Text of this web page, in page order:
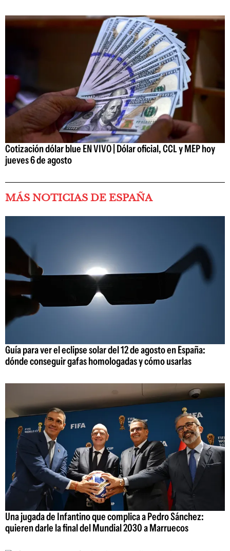
Cotización dólar blue EN VIVO | Dólar oficial, CCL y MEP hoy
jueves 6 de agosto
MÁS NOTICIAS DE ESPAÑA
Guía para ver el eclipse solar del 12 de agosto en España:
dónde conseguir gafas homologadas y cómo usarlas
Una jugada de Infantino que complica a Pedro Sánchez:
quieren darle la final del Mundial 2030 a Marruecos